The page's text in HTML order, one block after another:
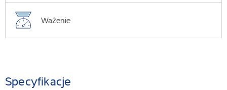
Ważenie
Specyfikacje